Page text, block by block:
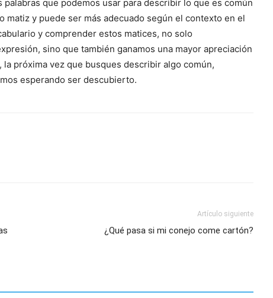
palabras que podemos usar para describir lo que es común
matiz y puede ser más adecuado según el contexto en el
y comprender estos matices, no solo
sino que también ganamos una mayor apreciación
próxima vez que busques describir algo común,
esperando ser descubierto.
Artículo siguiente
¿Qué pasa si mi conejo come cartón?